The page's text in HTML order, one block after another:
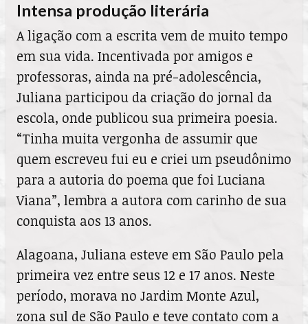
Intensa produção literária
A ligação com a escrita vem de muito tempo
em sua vida. Incentivada por amigos e
professoras, ainda na pré-adolescência,
Juliana participou da criação do jornal da
escola, onde publicou sua primeira poesia.
“Tinha muita vergonha de assumir que
quem escreveu fui eu e criei um pseudônimo
para a autoria do poema que foi Luciana
Viana”, lembra a autora com carinho de sua
conquista aos 13 anos.
Alagoana, Juliana esteve em São Paulo pela
primeira vez entre seus 12 e 17 anos. Neste
período, morava no Jardim Monte Azul,
zona sul de São Paulo e teve contato com a